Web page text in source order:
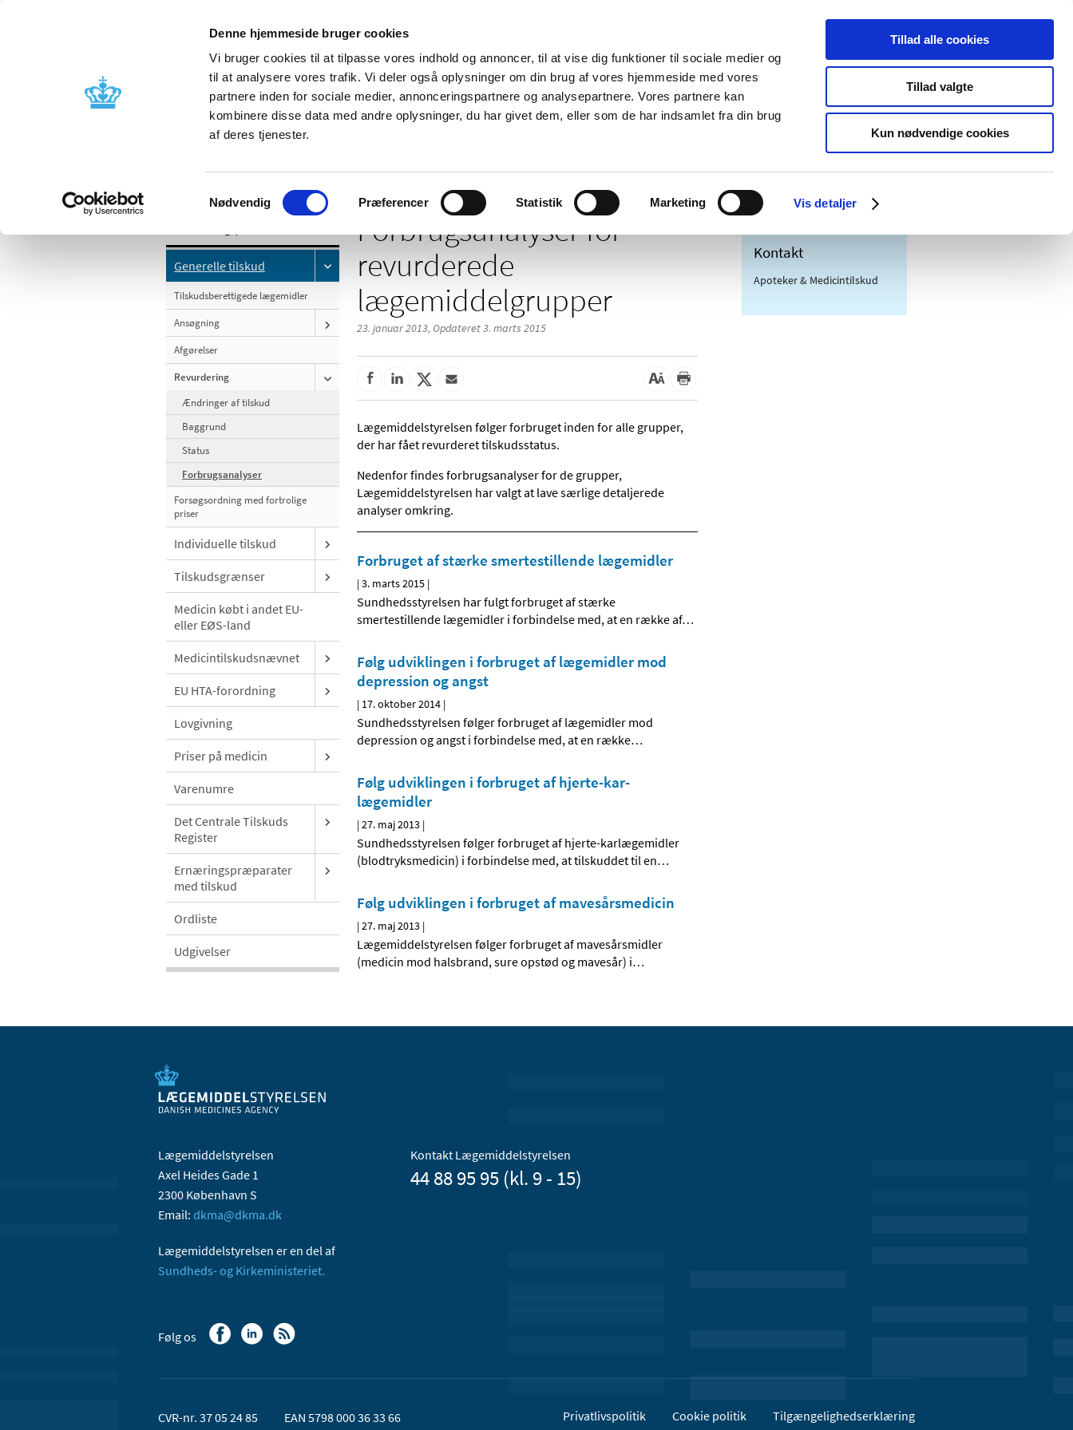
Denne hjemmeside bruger cookies
Vi bruger cookies til at tilpasse vores indhold og annoncer, til at vise dig funktioner til sociale medier og
til at analysere vores trafik. Vi deler også oplysninger om din brug af vores hjemmeside med vores
partnere inden for sociale medier, annonceringspartnere og analysepartnere. Vores partnere kan
kombinere disse data med andre oplysninger, du har givet dem, eller som de har indsamlet fra din brug
af deres tjenester.
Samtykkevalg
Nødvendig Præferencer Statistik Marketing Vis detaljer
Tillad alle cookies
Tillad valgte
Kun nødvendige cookies
Nyheder Om os Kontakt Udgivelser
Godkendelse og
Bivirkninger og
produktinformation
Tilskud og
Apoteker og salg af
Medicinsk
Særlige
produktområder
Generelle tilskud
Tilskudsberettigede lægemidler
Ansøgning
Afgørelser
Revurdering
Ændringer af tilskud
Baggrund
Status
Forbrugsanalyser
Forsøgsordning med fortrolige
priser
Individuelle tilskud
Tilskudsgrænser
Medicin købt i andet EU-
eller EØS-land
Medicintilskudsnævnet
EU HTA-forordning
Lovgivning
Priser på medicin
Varenumre
Det Centrale Tilskuds
Register
Ernæringspræparater
med tilskud
Ordliste
Udgivelser
Forbrugsanalyser for
revurderede
lægemiddelgrupper
23. januar 2013, Opdateret 3. marts 2015
Lægemiddelstyrelsen følger forbruget inden for alle grupper,
der har fået revurderet tilskudsstatus.
Nedenfor findes forbrugsanalyser for de grupper,
Lægemiddelstyrelsen har valgt at lave særlige detaljerede
analyser omkring.
Forbruget af stærke smertestillende lægemidler
|3. marts 2015 |
Sundhedsstyrelsen har fulgt forbruget af stærke
smertestillende lægemidler i forbindelse med, at en række af…
Følg udviklingen i forbruget af lægemidler mod
depression og angst
| 17. oktober 2014 |
Sundhedsstyrelsen følger forbruget af lægemidler mod
depression og angst i forbindelse med, at en række…
Følg udviklingen i forbruget af hjerte-kar-
lægemidler
|27. maj 2013 |
Sundhedsstyrelsen følger forbruget af hjerte-karlægemidler
(blodtryksmedicin) i forbindelse med, at tilskuddet til en…
Følg udviklingen i forbruget af mavesårsmedicin
|27. maj 2013 |
Lægemiddelstyrelsen følger forbruget af mavesårsmidler
(medicin mod halsbrand, sure opstød og mavesår) i…
Kontakt
Apoteker & Medicintilskud
Lægemiddelstyrelsen
Axel Heides Gade 1
2300 København S
Email: dkma@dkma.dk
Lægemiddelstyrelsen er en del af
Sundheds- og Kirkeministeriet.
Kontakt Lægemiddelstyrelsen
44 88 95 95 (kl. 9 - 15)
Følg os
CVR-nr. 37 05 24 85 EAN 5798 000 36 33 66 Privatlivspolitik Cookie politik Tilgængelighedserklæring